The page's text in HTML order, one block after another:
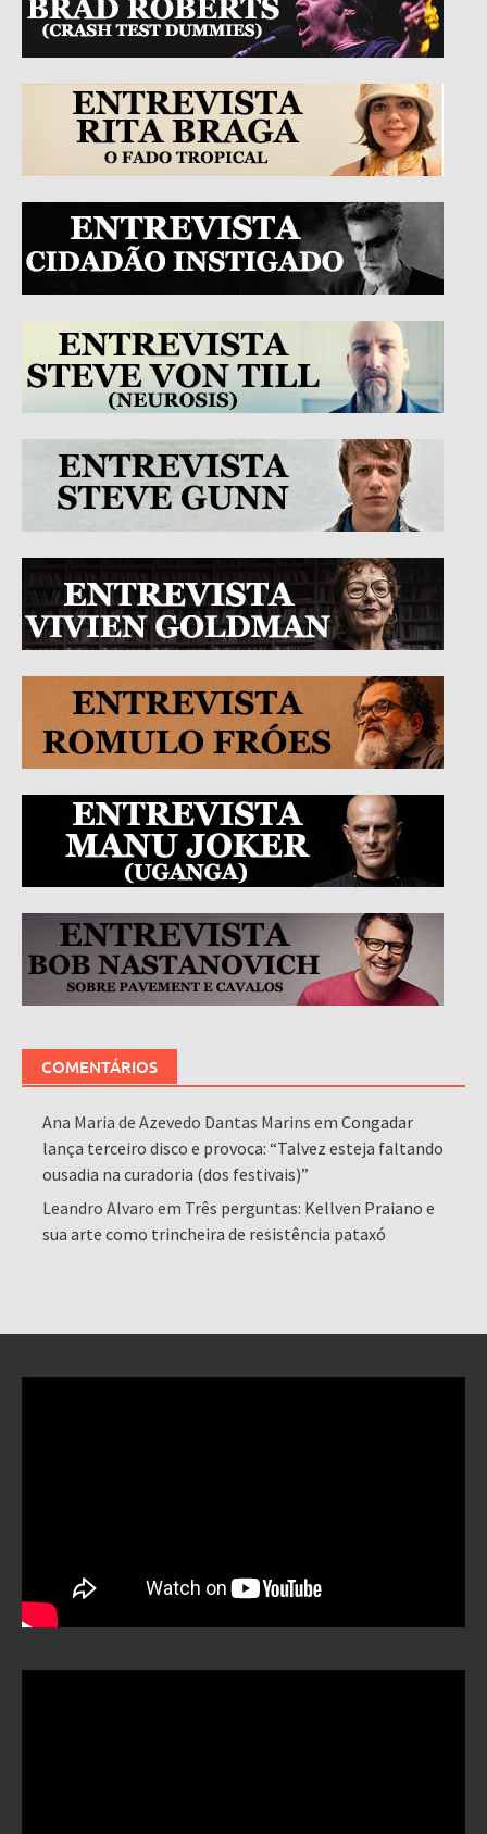
COMENTÁRIOS
Ana Maria de Azevedo Dantas Marins emCongadar
lança terceiro disco e provoca: “Talvez esteja faltando
ousadia na curadoria (dos festivais)”
Leandro Alvaro em Três perguntas: Kellven Praiano e
sua arte como trincheira de resistência pataxó